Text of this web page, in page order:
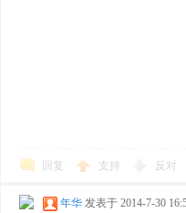
回复 支持 反对
年华 发表于 2014-7-30